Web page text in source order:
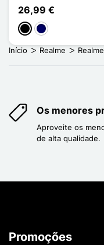
26,99 €
PretoAzul marinho
Início Realme
Os menores
Aproveite os
de alta qualidade.
Promoções